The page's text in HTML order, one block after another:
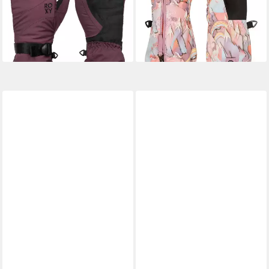
-45%
lieferbar - in 9-11 Werktagen bei
dir
-43%
lieferbar - in 9-11 Werktagen bei
dir